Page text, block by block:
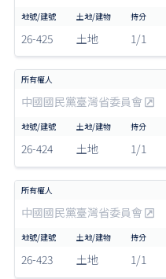
26-425 土地 1/1
中國國民黨臺灣省委員會
26-424 土地 1/1
中國國民黨臺灣省委員會
26-423 土地 1/1